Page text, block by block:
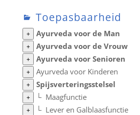
Toepasbaarheid
+ Ayurveda voor de Man
+ Ayurveda voor de Vrouw
+ Ayurveda voor Senioren
+ Ayurveda voor Kinderen
+ Spijsverteringsstelsel
+ └ Maagfunctie
+ └ Lever en Galblaasfunctie